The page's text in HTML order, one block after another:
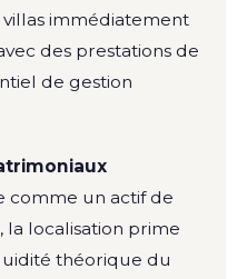
immédiatement
des prestations de
de gestion
comme un actif de
la localisation prime
théorique du